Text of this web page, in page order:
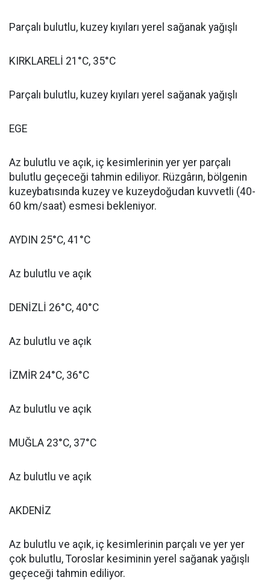
Parçalı bulutlu, kuzey kıyıları yerel sağanak yağışlı
KIRKLARELİ 21°C, 35°C
Parçalı bulutlu, kuzey kıyıları yerel sağanak yağışlı
EGE
Az bulutlu ve açık, iç kesimlerinin yer yer parçalı
bulutlu geçeceği tahmin ediliyor. Rüzgârın, bölgenin
kuzeybatısında kuzey ve kuzeydoğudan kuvvetli (40-
60 km/saat) esmesi bekleniyor.
AYDIN 25°C, 41°C
Az bulutlu ve açık
DENİZLİ 26°C, 40°C
Az bulutlu ve açık
İZMİR 24°C, 36°C
Az bulutlu ve açık
MUĞLA 23°C, 37°C
Az bulutlu ve açık
AKDENİZ
Az bulutlu ve açık, iç kesimlerinin parçalı ve yer yer
çok bulutlu, Toroslar kesiminin yerel sağanak yağışlı
geçeceği tahmin ediliyor.